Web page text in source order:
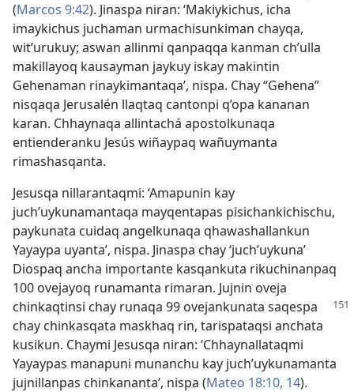
(Marcos 9:42). Jinaspa niran: ‘Makiykichus, icha
imaykichus juchaman urmachisunkiman chayqa,
wit’urukuy; aswan allinmi qanpaqqa kanman ch’ulla
makillayoq kausayman jaykuy iskay makintin
Gehenaman rinaykimantaqa’, nispa. Chay “Gehena”
nisqaqa Jerusalén llaqtaq cantonpi q’opa kananan
karan. Chhaynaqa allintachá apostolkunaqa
entienderanku Jesús wiñaypaq wañuymanta
rimashasqanta.
Jesusqa nillarantaqmi: ‘Amapunin kay
juch’uykunamantaqa mayqentapas pisichankichischu,
paykunata cuidaq angelkunaqa qhawashallankun
Yayaypa uyanta’, nispa. Jinaspa chay ‘juch’uykuna’
Diospaq ancha importante kasqankuta rikuchinanpaq
100 ovejayoq runamanta rimaran. Jujnin oveja
chinkaqtinsi chay runaqa 99 ovejankunata saqespa
chay chinkasqata maskhaq rin, tarispataqsi anchata
kusikun. Chaymi Jesusqa niran: ‘Chhaynallataqmi
Yayaypas manapuni munanchu kay juch’uykunamanta
jujnillanpas chinkananta’, nispa (Mateo 18:10, 14).